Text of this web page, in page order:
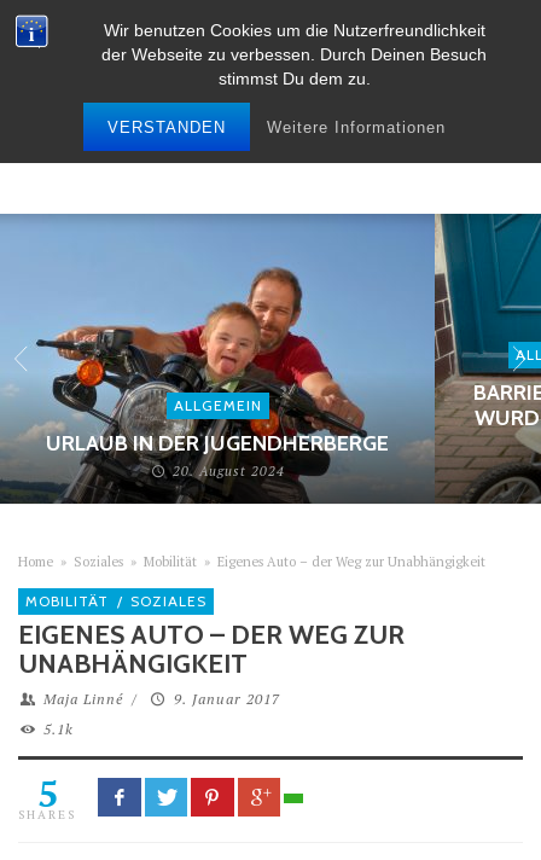
Wir benutzen Cookies um die Nutzerfreundlichkeit
der Webseite zu verbessen. Durch Deinen Besuch
stimmst Du dem zu.
VERSTANDEN Weitere Informationen
ALLGEMEIN
URLAUB IN DER JUGENDHERBERGE
20. August 2024
URDE
Home » Soziales » Mobilität » Eigenes Auto – der Weg zur Unabhängigkeit
MOBILITÄT / SOZIALES
EIGENES AUTO – DER WEG ZUR
UNABHÄNGIGKEIT
Maja Linné /
9. Januar 2017
5.1k
5
SHARES